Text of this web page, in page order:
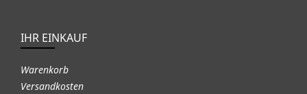
IHR EINKAUF
Warenkorb
Versandkosten